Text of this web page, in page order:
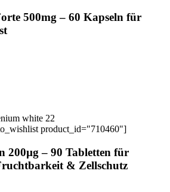
500mg – 60 Kapseln für
product_id="710460"]
200µg – 90 Tabletten für
& Zellschutz